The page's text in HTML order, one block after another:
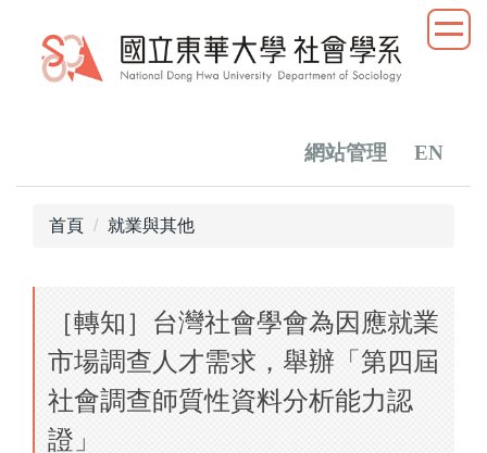
網站管理 EN
首頁 就業與其他
［轉知］台灣社會學會為因應就業
市場調查人才需求，舉辦「第四屆
社會調查師質性資料分析能力認
證」